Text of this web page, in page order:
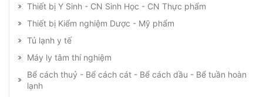
Thiết bị Y Sinh - CN Sinh Học - CN Thực phẩm
Thiết bị Kiểm nghiệm Dược - Mỹ phẩm
Tủ lạnh y tế
Máy ly tâm thí nghiệm
Bể cách thuỷ - Bể cách cát - Bể cách dầu - Bể tuần hoàn
lạnh